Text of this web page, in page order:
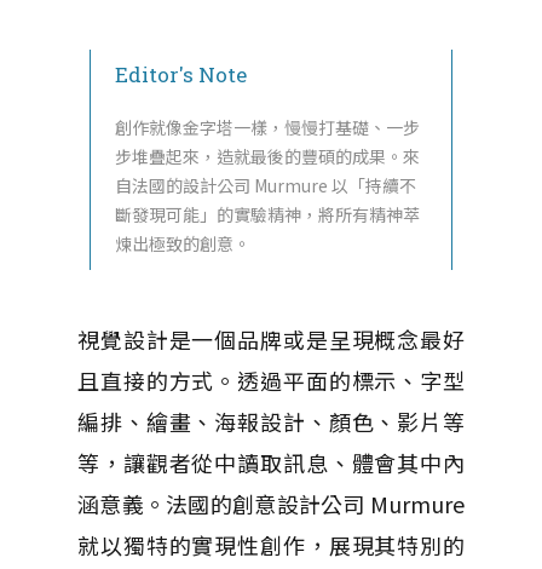
Editor's Note
創作就像金字塔一樣，慢慢打基礎、一步
步堆疊起來，造就最後的豐碩的成果。來
自法國的設計公司 Murmure 以「持續不
斷發現可能」的實驗精神，將所有精神萃
煉出極致的創意。
視覺設計是一個品牌或是呈現概念最好
且直接的方式。透過平面的標示、字型
編排、繪畫、海報設計、顏色、影片等
等，讓觀者從中讀取訊息、體會其中內
涵意義。法國的創意設計公司 Murmure
就以獨特的實現性創作，展現其特別的